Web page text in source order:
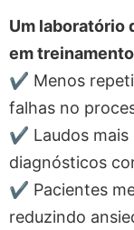
Um laboratório
em
✔ Menos
falhas no
✔ Laudos mais
diagnósticos
✔ Pacientes
reduzindo